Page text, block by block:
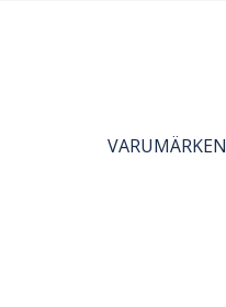
VARUMÄRKEN